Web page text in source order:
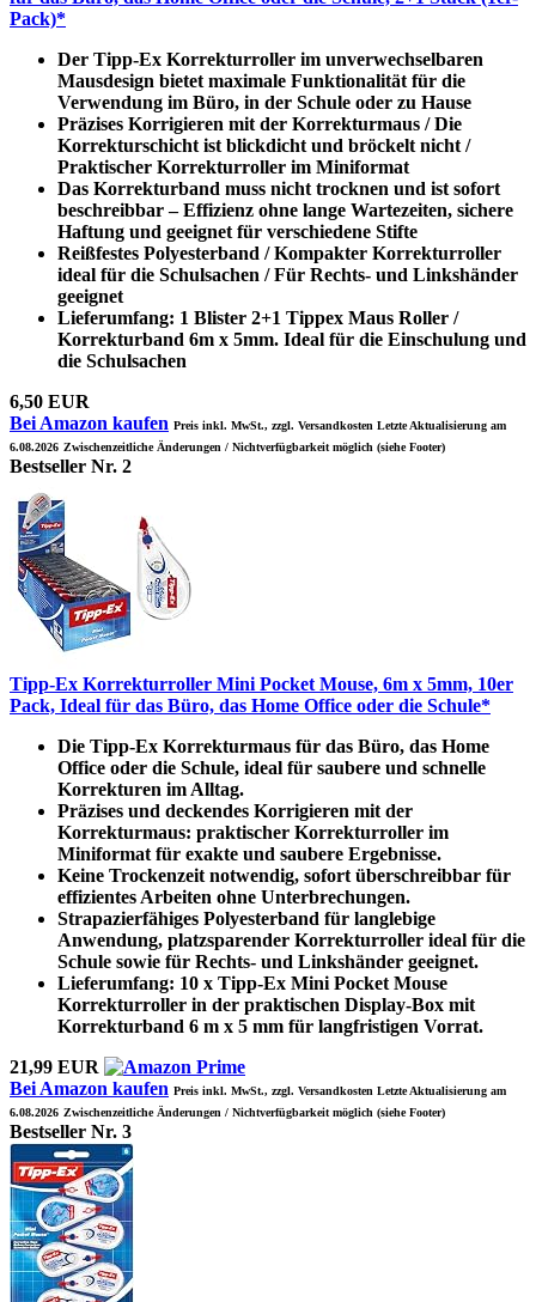
Pack)*
Der Tipp-Ex Korrekturroller im unverwechselbaren
Mausdesign bietet maximale Funktionalität für die
Verwendung im Büro, in der Schule oder zu Hause
Präzises Korrigieren mit der Korrekturmaus / Die
Korrekturschicht ist blickdicht und bröckelt nicht /
Praktischer Korrekturroller im Miniformat
Das Korrekturband muss nicht trocknen und ist sofort
beschreibbar – Effizienz ohne lange Wartezeiten, sichere
Haftung und geeignet für verschiedene Stifte
Reißfestes Polyesterband / Kompakter Korrekturroller
ideal für die Schulsachen / Für Rechts- und Linkshänder
geeignet
Lieferumfang: 1 Blister 2+1 Tippex Maus Roller /
Korrekturband 6m x 5mm. Ideal für die Einschulung und
die Schulsachen
6,50 EUR
Bei Amazon kaufen Preis inkl. MwSt., zzgl. Versandkosten Letzte Aktualisierung am
6.08.2026 Zwischenzeitliche Änderungen / Nichtverfügbarkeit möglich (siehe Footer)
Bestseller Nr. 2
Tipp-Ex Korrekturroller Mini Pocket Mouse, 6m x 5mm, 10er
Pack, Ideal für das Büro, das Home Office oder die Schule*
Die Tipp-Ex Korrekturmaus für das Büro, das Home
Office oder die Schule, ideal für saubere und schnelle
Korrekturen im Alltag.
Präzises und deckendes Korrigieren mit der
Korrekturmaus: praktischer Korrekturroller im
Miniformat für exakte und saubere Ergebnisse.
Keine Trockenzeit notwendig, sofort überschreibbar für
effizientes Arbeiten ohne Unterbrechungen.
Strapazierfähiges Polyesterband für langlebige
Anwendung, platzsparender Korrekturroller ideal für die
Schule sowie für Rechts- und Linkshänder geeignet.
Lieferumfang: 10 x Tipp-Ex Mini Pocket Mouse
Korrekturroller in der praktischen Display-Box mit
Korrekturband 6 m x 5 mm für langfristigen Vorrat.
21,99 EUR
Bei Amazon kaufen Preis inkl. MwSt., zzgl. Versandkosten Letzte Aktualisierung am
6.08.2026 Zwischenzeitliche Änderungen / Nichtverfügbarkeit möglich (siehe Footer)
Bestseller Nr. 3